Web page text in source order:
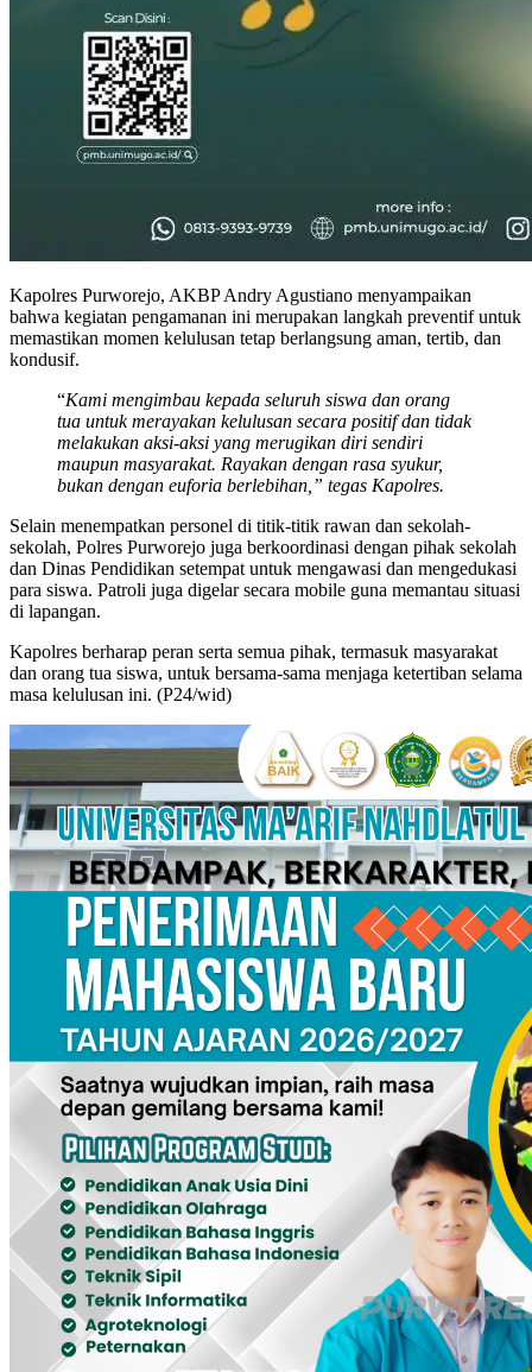
Kapolres Purworejo, AKBP Andry Agustiano menyampaikan
bahwa kegiatan pengamanan ini merupakan langkah preventif untuk
memastikan momen kelulusan tetap berlangsung aman, tertib, dan
kondusif.
“Kami mengimbau kepada seluruh siswa dan orang
tua untuk merayakan kelulusan secara positif dan tidak
melakukan aksi-aksi yang merugikan diri sendiri
maupun masyarakat. Rayakan dengan rasa syukur,
bukan dengan euforia berlebihan,” tegas Kapolres.
Selain menempatkan personel di titik-titik rawan dan sekolah-
sekolah, Polres Purworejo juga berkoordinasi dengan pihak sekolah
dan Dinas Pendidikan setempat untuk mengawasi dan mengedukasi
para siswa. Patroli juga digelar secara mobile guna memantau situasi
di lapangan.
Kapolres berharap peran serta semua pihak, termasuk masyarakat
dan orang tua siswa, untuk bersama-sama menjaga ketertiban selama
masa kelulusan ini. (P24/wid)